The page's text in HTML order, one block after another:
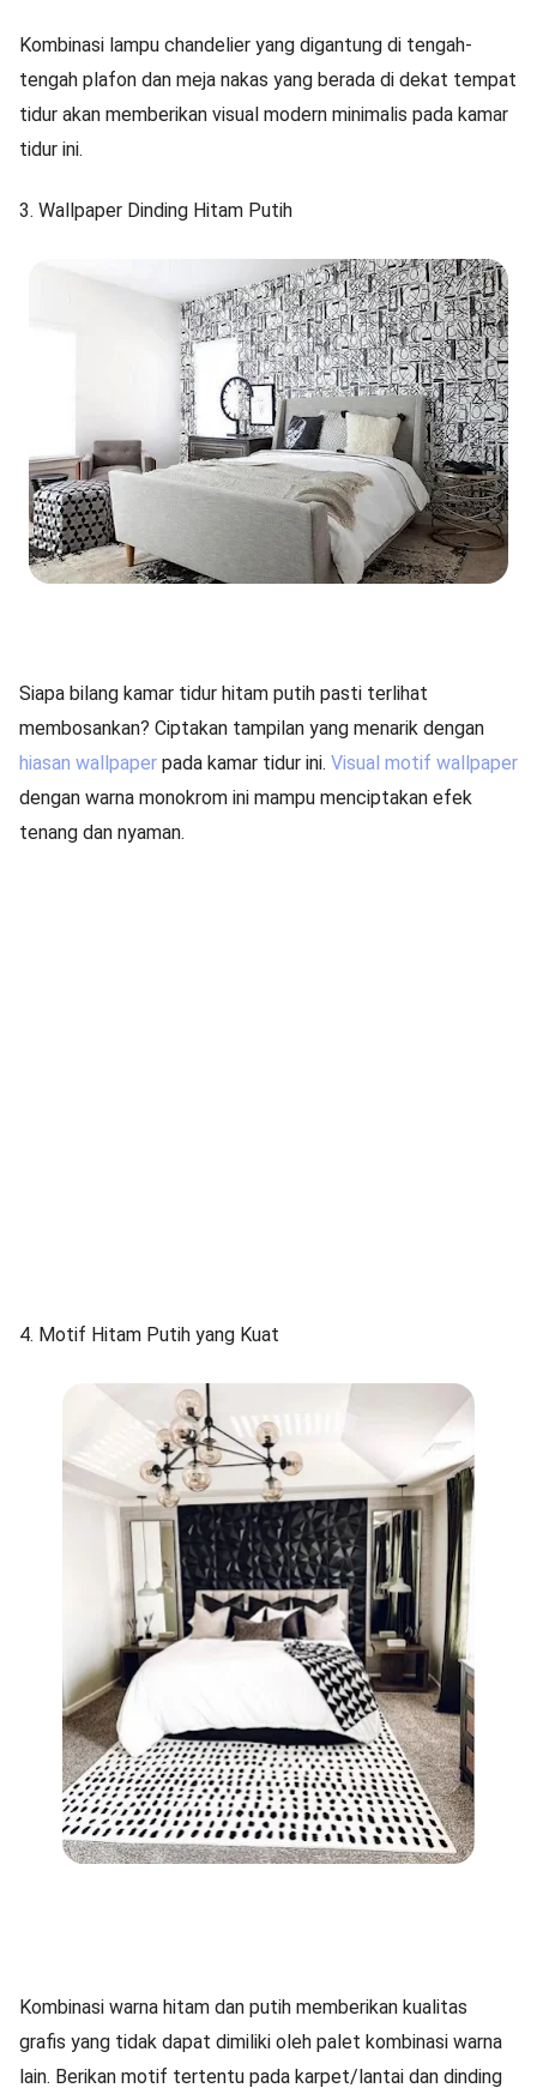
Kombinasi lampu chandelier yang digantung di tengah-
tengah plafon dan meja nakas yang berada di dekat tempat
tidur akan memberikan visual modern minimalis pada kamar
tidur ini.
3. Wallpaper Dinding Hitam Putih
Siapa bilang kamar tidur hitam putih pasti terlihat
membosankan? Ciptakan tampilan yang menarik dengan
hiasan wallpaper pada kamar tidur ini. Visual motif wallpaper
dengan warna monokrom ini mampu menciptakan efek
tenang dan nyaman.
4. Motif Hitam Putih yang Kuat
Kombinasi warna hitam dan putih memberikan kualitas
grafis yang tidak dapat dimiliki oleh palet kombinasi warna
lain. Berikan motif tertentu pada karpet/lantai dan dinding